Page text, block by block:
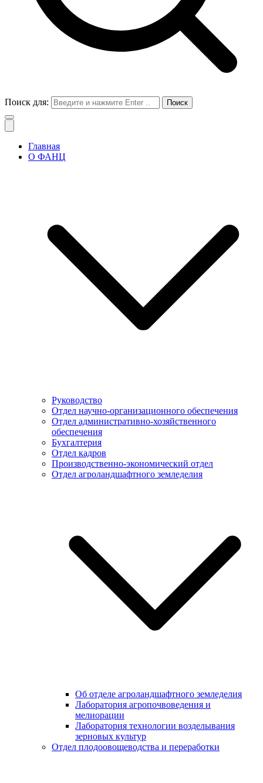
Поиск для:
Главная
О ФАНЦ
Руководство
Отдел научно-организационного обеспечения
Отдел административно-хозяйственного
обеспечения
Бухгалтерия
Отдел кадров
Производственно-экономический отдел
Отдел агроландшафтного земледелия
Об отделе агроландшафтного земледелия
Лаборатория агропочвоведения и
мелиорации
Лаборатория технологии возделывания
зерновых культур
Отдел плодоовощеводства и переработки